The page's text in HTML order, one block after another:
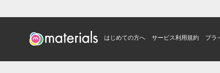
はじめての方へ サービス利用規約 プラ